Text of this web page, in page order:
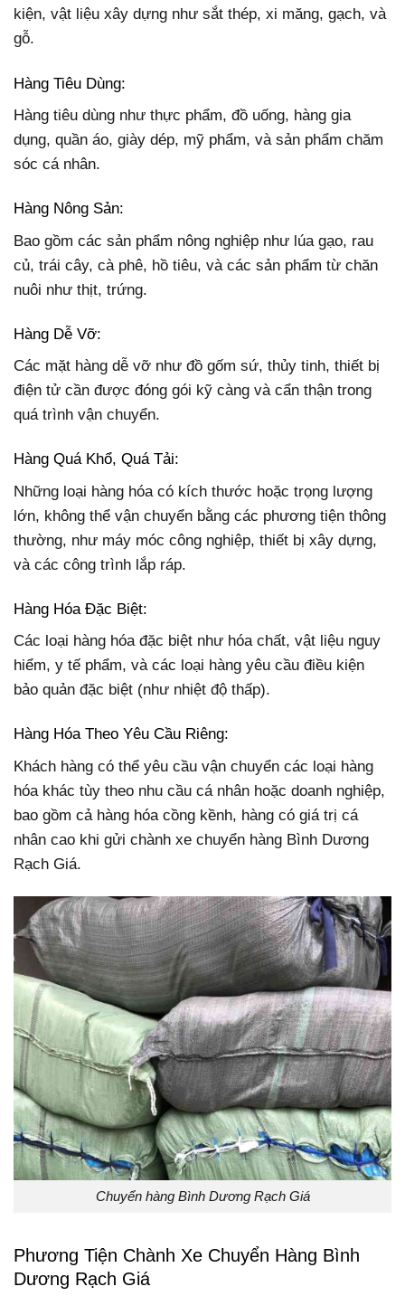
kiện, vật liệu xây dựng như sắt thép, xi măng, gạch, và
gỗ.
Hàng Tiêu Dùng:
Hàng tiêu dùng như thực phẩm, đồ uống, hàng gia
dụng, quần áo, giày dép, mỹ phẩm, và sản phẩm chăm
sóc cá nhân.
Hàng Nông Sản:
Bao gồm các sản phẩm nông nghiệp như lúa gạo, rau
củ, trái cây, cà phê, hồ tiêu, và các sản phẩm từ chăn
nuôi như thịt, trứng.
Hàng Dễ Vỡ:
Các mặt hàng dễ vỡ như đồ gốm sứ, thủy tinh, thiết bị
điện tử cần được đóng gói kỹ càng và cẩn thận trong
quá trình vận chuyển.
Hàng Quá Khổ, Quá Tải:
Những loại hàng hóa có kích thước hoặc trọng lượng
lớn, không thể vận chuyển bằng các phương tiện thông
thường, như máy móc công nghiệp, thiết bị xây dựng,
và các công trình lắp ráp.
Hàng Hóa Đặc Biệt:
Các loại hàng hóa đặc biệt như hóa chất, vật liệu nguy
hiểm, y tế phẩm, và các loại hàng yêu cầu điều kiện
bảo quản đặc biệt (như nhiệt độ thấp).
Hàng Hóa Theo Yêu Cầu Riêng:
Khách hàng có thể yêu cầu vận chuyển các loại hàng
hóa khác tùy theo nhu cầu cá nhân hoặc doanh nghiệp,
bao gồm cả hàng hóa cồng kềnh, hàng có giá trị cá
nhân cao khi gửi chành xe chuyển hàng Bình Dương
Rạch Giá.
Chuyển hàng Bình Dương Rạch Giá
Phương Tiện Chành Xe Chuyển Hàng Bình
Dương Rạch Giá